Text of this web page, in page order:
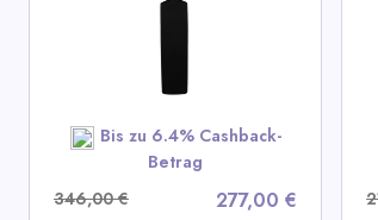
Bis zu 6.4% Cashback-
Betrag
346,00 €
277,00 €